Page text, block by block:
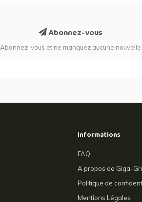
Abonnez-vous
Abonnez-vous et ne manquez aucune nouvelle
Informations
FAQ
A propos de Giga-
Politique de
Mentions Légales